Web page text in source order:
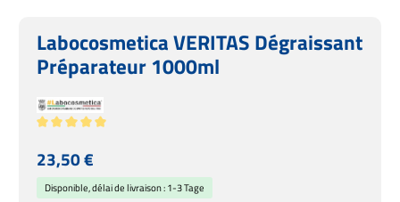
Labocosmetica VERITAS Dégraissant
Préparateur 1000ml
Prix régulier :
23,50 €
Disponible, délai de livraison : 1-3 Tage